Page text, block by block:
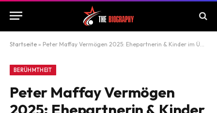
Startseite » Peter Maffay Vermögen 2025: Ehepartnerin & Kinder im Überblick
BERÜHMTHEIT
Peter Maffay Vermögen